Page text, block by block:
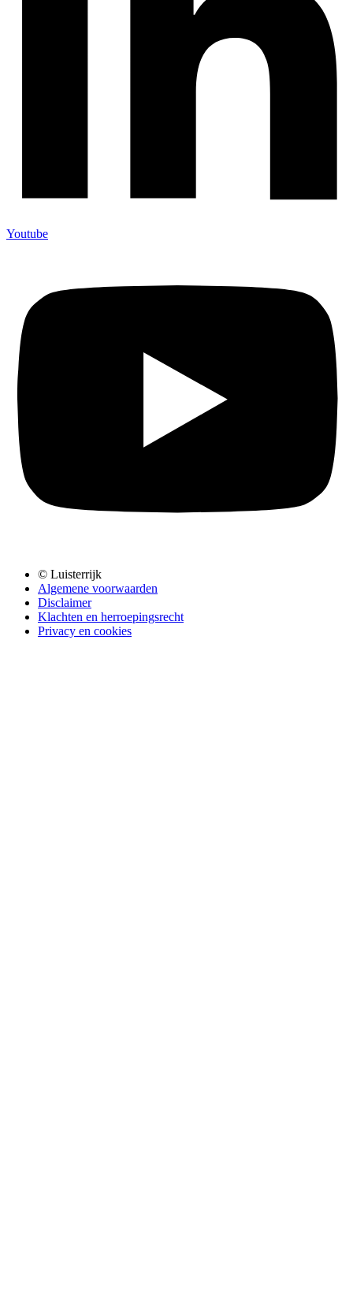
Youtube
© Luisterrijk
Algemene voorwaarden
Disclaimer
Klachten en herroepingsrecht
Privacy en cookies